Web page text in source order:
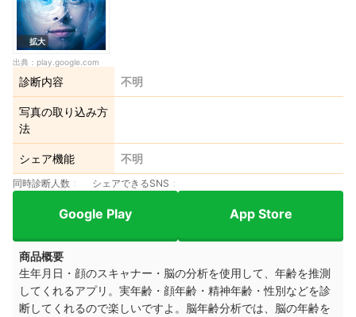
拡大
出典： play.google.com
診断内容 不明
写真の取り込み方
法
シェア機能 不明
同時診断人数 シェアできるSNS
Google Play App Store
商品概要
生年月日・顔のスキャナー・脳の分析を使用して、年齢を推測
してくれるアプリ。実年齢・顔年齢・精神年齢・性別などを診
断してくれるので楽しいですよ。脳年齢分析では、脳の年齢を